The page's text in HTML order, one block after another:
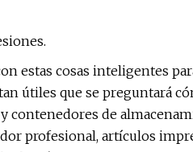
estas cosas inteligentes
útiles que se preguntará
contenedores de
profesional, artículos